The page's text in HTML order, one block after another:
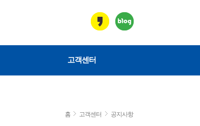
고객센터
홈 고객센터 공지사항